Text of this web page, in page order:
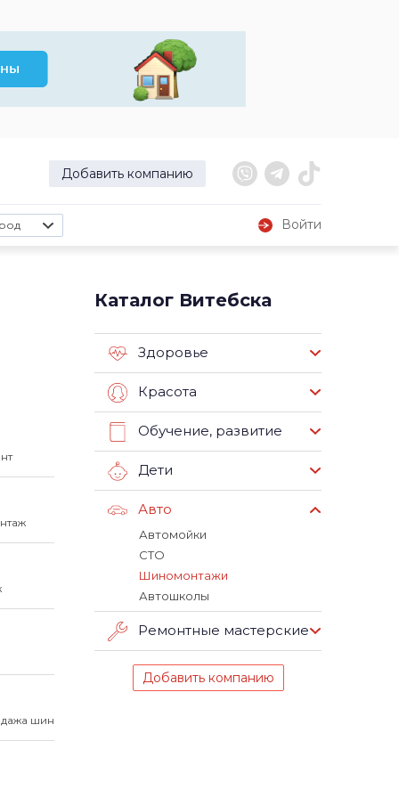
Добавить компанию
Войти
шин
Каталог Витебска
Здоровье
Красота
Обучение, развитие
Дети
Авто
Автомойки
СТО
Шиномонтажи
Автошколы
Ремонтные мастерские
Добавить компанию